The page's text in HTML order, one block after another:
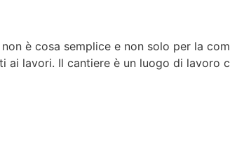
è cosa semplice e non solo per la
lavori. Il cantiere è un luogo di lavoro